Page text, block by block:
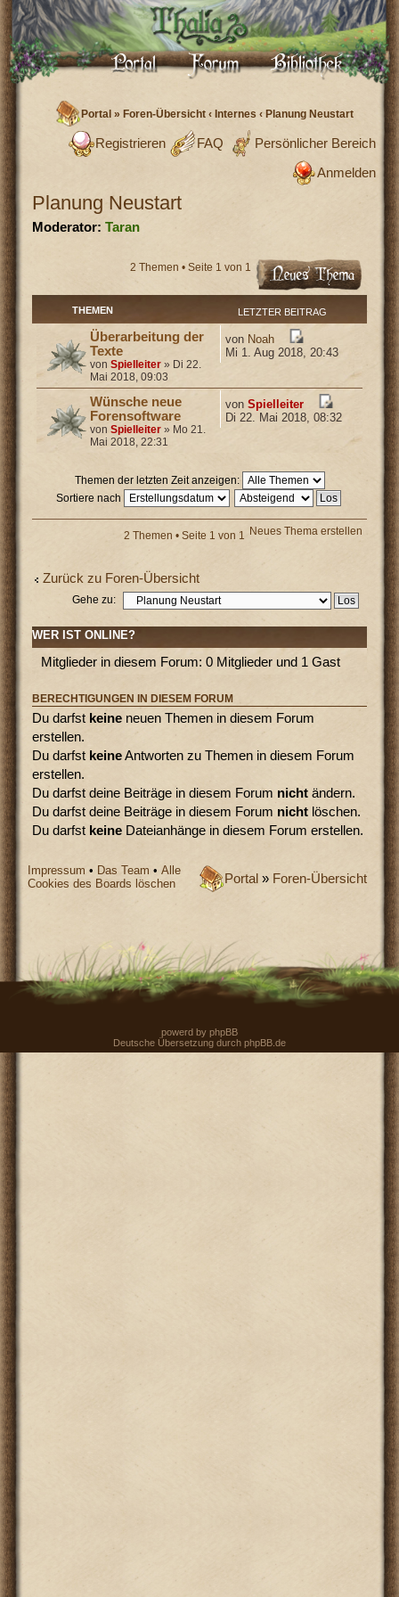
Portal »Foren-Übersicht ‹ Internes ‹ Planung Neustart
Persönlicher Bereich
FAQ
Registrieren
Anmelden
Planung Neustart
Moderator: Taran
2 Themen • Seite 1 von 1
THEMEN LETZTER BEITRAG
Überarbeitung der
Texte
vonSpielleiter » Di 22.
Mai 2018, 09:03
von Noah
Mi 1. Aug 2018, 20:43
Wünsche neue
Forensoftware
vonSpielleiter » Mo 21.
Mai 2018, 22:31
vonSpielleiter
Di 22. Mai 2018, 08:32
Themen der letzten Zeit anzeigen:
Sortiere nach
Neues Thema erstellen
2 Themen • Seite 1 von 1
Zurück zu Foren-Übersicht
Gehe zu:
WER IST ONLINE?
Mitglieder in diesem Forum: 0 Mitglieder und 1 Gast
BERECHTIGUNGEN IN DIESEM FORUM
Du darfst keine neuen Themen in diesem Forum
erstellen.
Du darfst keineAntworten zu Themen in diesem Forum
erstellen.
Du darfst deine Beiträge in diesem Forum nicht ändern.
Du darfst deine Beiträge in diesem Forum nicht löschen.
Du darfst keine Dateianhänge in diesem Forum erstellen.
Portal » Foren-Übersicht
Impressum • Das Team •Alle
Cookies des Boards löschen
powerd by phpBB
Deutsche Übersetzung durch phpBB.de